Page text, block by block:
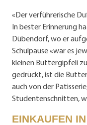
«Der verführerische
In bester Erinnerung
Dübendorf, wo er
Schulpause «war es
kleinen Buttergipfeli
gedrückt, ist die
auch von der
Studentenschnitten,
EINKAUFEN